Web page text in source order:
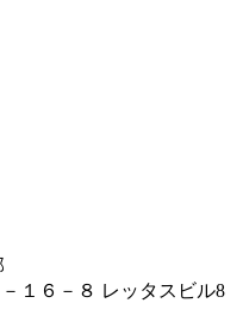
１６－８ レッタスビル8